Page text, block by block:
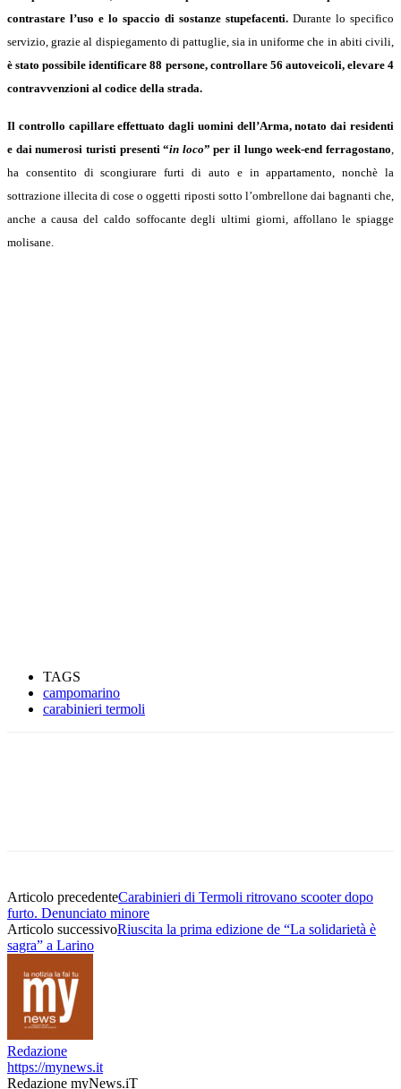
contrastare l’uso e lo spaccio di sostanze stupefacenti. Durante lo specifico
servizio, grazie al dispiegamento di pattuglie, sia in uniforme che in abiti civili,
è stato possibile identificare 88 persone, controllare 56 autoveicoli, elevare 4
contravvenzioni al codice della strada.
Il controllo capillare effettuato dagli uomini dell’Arma, notato dai residenti
e dai numerosi turisti presenti “in loco” per il lungo week-end ferragostano
ha consentito di scongiurare furti di auto e in appartamento, nonchè la
sottrazione illecita di cose o oggetti riposti sotto l’ombrellone dai bagnanti che,
anche a causa del caldo soffocante degli ultimi giorni, affollano le spiagge
molisane.
TAGS
campomarino
carabinieri termoli
Articolo precedenteCarabinieri di Termoli ritrovano scooter dopo
furto. Denunciato minore
Articolo successivoRiuscita la prima edizione de “La solidarietà è
sagra” a Larino
Redazione
https://mynews.it
Redazione myNews.iT